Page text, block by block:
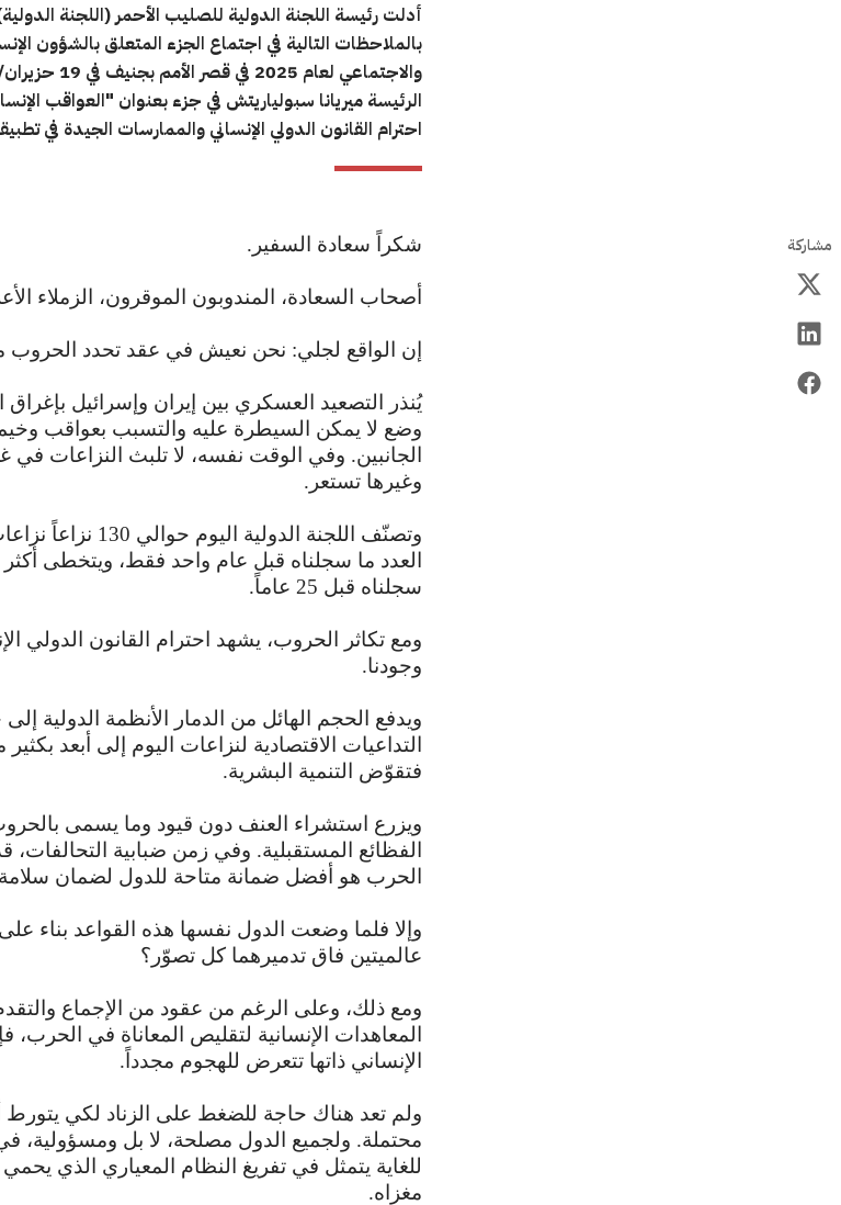
أدلت رئيسة اللجنة الدولية للصليب الأحمر (اللجنة
بالملاحظات التالية في اجتماع الجزء المتعلق بالشؤون
الرئيسة ميريانا سبولياريتش في جزء بعنوان "العواقب
احترام القانون الدولي الإنساني والممارسات الجيدة في
مشاركة شكراً سعادة السفير.
أصحاب السعادة، المندوبون الموقرون، الزملاء
إن الواقع لجلي: نحن نعيش في عقد تحدد الحروب
يُنذر التصعيد العسكري بين إيران وإسرائيل
وضع لا يمكن السيطرة عليه والتسبب بعواقب
الجانبين. وفي الوقت نفسه، لا تلبث النزاعات في
وغيرها تستعر.
وتصنّف اللجنة الدولية
العدد ما سجلناه قبل عام واحد فقط، ويتخطى أكثر
سجلناه قبل 25 عاماً.
ومع تكاثر الحروب، يشهد احترام القانون الدولي
وجودنا.
ويدفع الحجم الهائل من الدمار الأنظمة الدولية إلى
التداعيات الاقتصادية لنزاعات اليوم إلى أبعد
فتقوّض التنمية البشرية.
ويزرع استشراء العنف دون قيود وما يسمى
الفظائع المستقبلية. وفي زمن ضبابية التحالفات،
الحرب هو أفضل ضمانة متاحة للدول لضمان
وإلا فلما وضعت الدول نفسها هذه القواعد بناء
عالميتين فاق تدميرهما كل تصوّر؟
ومع ذلك، وعلى الرغم من عقود من الإجماع
المعاهدات الإنسانية لتقليص المعاناة في
الإنساني ذاتها تتعرض للهجوم مجدداً.
ولم تعد هناك حاجة للضغط على الزناد لكي
محتملة. ولجميع الدول مصلحة، لا بل
للغاية يتمثل في تفريغ النظام المعياري الذي يحمي
مغزاه.